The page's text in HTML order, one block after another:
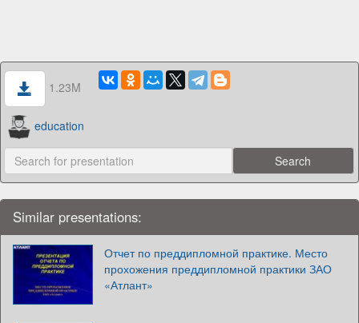
1.23M
education
Similar presentations:
Отчет по преддипломной практике. Место
прохожения преддипломной практики ЗАО
«Атлант»